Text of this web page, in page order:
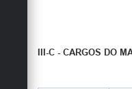
III-C - CARGOS DO